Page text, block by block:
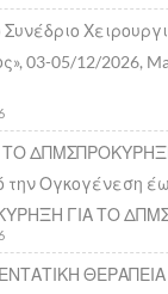
03-05/12/2026,
ΤΟ
την Ογκογένεση
ΓΙΑ ΤΟ